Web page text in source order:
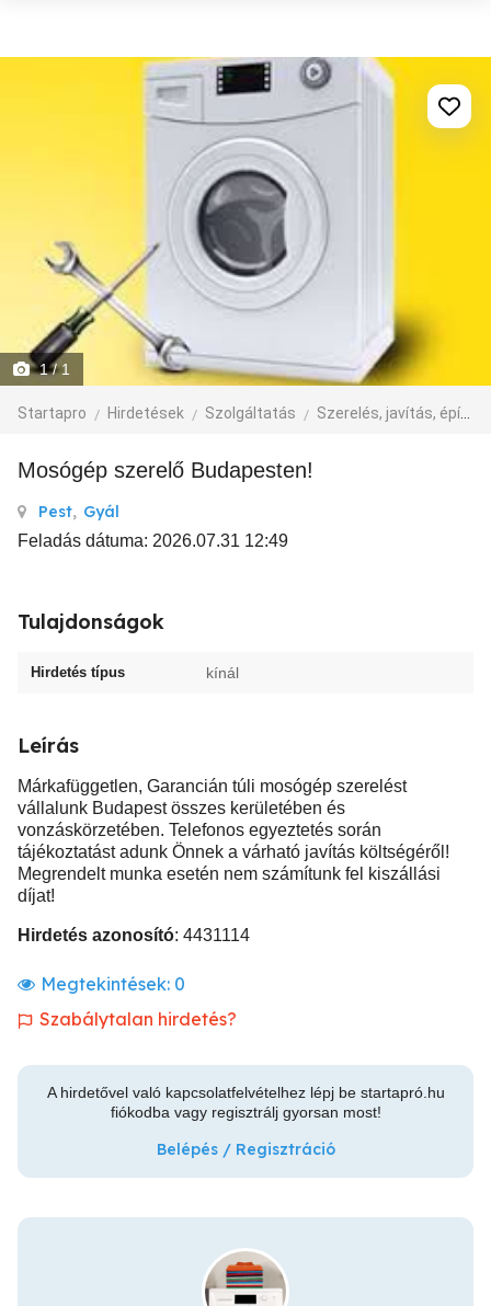
1/ 1
Startapro Hirdetések Szolgáltatás Szerelés, javítás, építkezés
Mosógép szerelő Budapesten!
Pest, Gyál
Feladás dátuma: 2026.07.31 12:49
Tulajdonságok
Hirdetés típus kínál
Leírás
Márkafüggetlen, Garancián túli mosógép szerelést
vállalunk Budapest összes kerületében és
vonzáskörzetében. Telefonos egyeztetés során
tájékoztatást adunk Önnek a várható javítás költségéről!
Megrendelt munka esetén nem számítunk fel kiszállási
díjat!
Hirdetés azonosító: 4431114
Megtekintések: 0
Szabálytalan hirdetés?
A hirdetővel való kapcsolatfelvételhez lépj be startapró.hu
fiókodba vagy regisztrálj gyorsan most!
Belépés / Regisztráció